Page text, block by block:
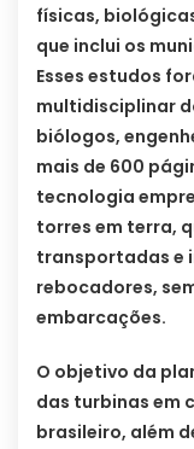
físicas,
que inclui os
Esses estudos
multidisciplinar
biólogos,
mais de 600
tecnologia
torres em terra,
transportadas e
rebocadores,
embarcações.
O objetivo da
das turbinas em
brasileiro, além